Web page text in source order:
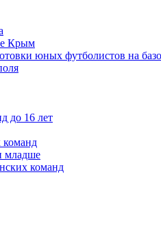
Крым
юных футболистов на
до 16 лет
младше
команд